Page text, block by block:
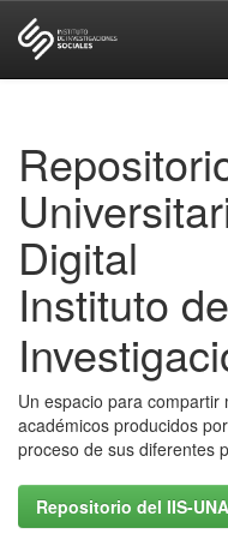
Digital
Instituto de
Un espacio para
académicos producidos
proceso de sus diferentes
Repositorio del IIS-